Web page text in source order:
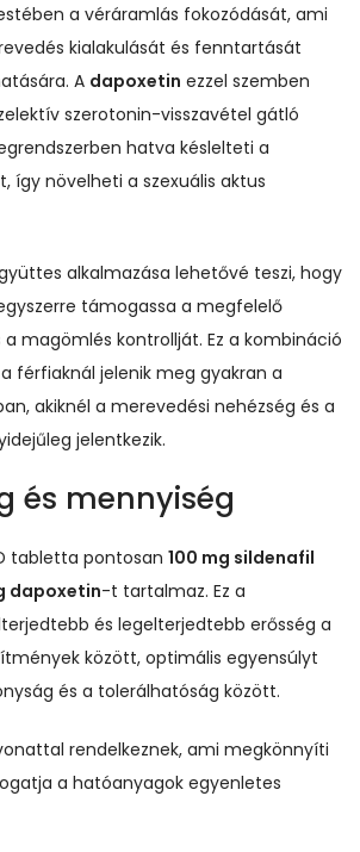
a véráramlás fokozódását, ami
kialakulását és fenntartását
A dapoxetin ezzel szemben
szerotonin-visszavétel gátló
hatva késlelteti a
így növelheti a szexuális aktus
alkalmazása lehetővé teszi, hogy
támogassa a megfelelő
magömlés kontrollját. Ez a kombináció
férfiaknál jelenik meg gyakran a
akiknél a merevedési nehézség és a
jelentkezik.
és mennyiség
tabletta pontosan 100 mg sildenafil
dapoxetin-t tartalmaz. Ez a
és legelterjedtebb erősség a
között, optimális egyensúlyt
és a tolerálhatóság között.
rendelkeznek, ami megkönnyíti
a hatóanyagok egyenletes